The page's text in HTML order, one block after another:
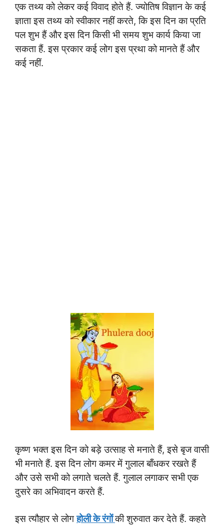
एक तथ्य को लेकर कई विवाद होते हैं. ज्योतिष विज्ञान के कई
ज्ञाता इस तथ्य को स्वीकार नहीं करते, कि इस दिन का प्रति
पल शुभ हैं और इस दिन किसी भी समय शुभ कार्य किया जा
सकता हैं. इस प्रकार कई लोग इस प्रथा को मानते हैं और
कई नहीं.
कृष्ण भक्त इस दिन को बड़े उत्साह से मनाते हैं, इसे बृज वासी
भी मनाते हैं. इस दिन लोग कमर में गुलाल बाँधकर रखते हैं
और उसे सभी को लगाते चलते हैं. गुलाल लगाकर सभी एक
दुसरे का अभिवादन करते हैं.
इस त्यौहार से लोगहोली के रंगोंकी शुरुवात कर देते हैं. कहते